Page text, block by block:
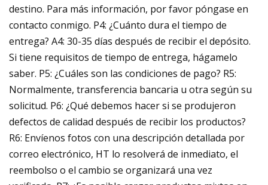
destino. Para más información, por favor póngase en
contacto conmigo. P4: ¿Cuánto dura el tiempo de
entrega? A4: 30-35 días después de recibir el depósito.
Si tiene requisitos de tiempo de entrega, hágamelo
saber. P5: ¿Cuáles son las condiciones de pago? R5:
Normalmente, transferencia bancaria u otra según su
solicitud. P6: ¿Qué debemos hacer si se produjeron
defectos de calidad después de recibir los productos?
R6: Envíenos fotos con una descripción detallada por
correo electrónico, HT lo resolverá de inmediato, el
reembolso o el cambio se organizará una vez